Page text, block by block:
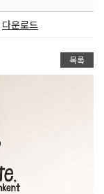
다운로드
목록